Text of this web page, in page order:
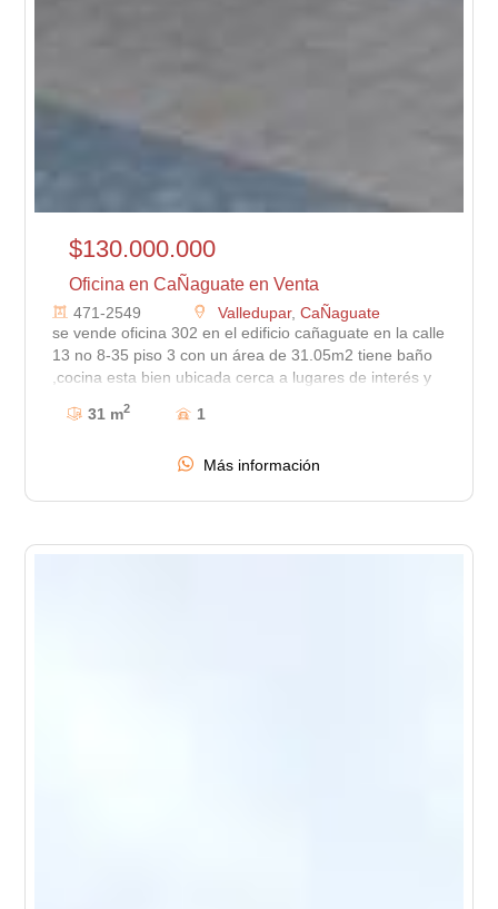
$130.000.000
Oficina en CaÑaguate en Venta
471-2549 Valledupar, CaÑaguate
se vende oficina 302 en el edificio cañaguate en la calle
13 no 8-35 piso 3 con un área de 31.05m2 tiene baño
,cocina esta bien ubicada cerca a lugares de interés y
tiene buenas vías de acceso
31 m2 1
Más información